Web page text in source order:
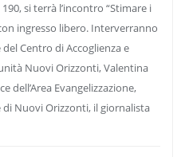
si terrà l’incontro “Stimare i
ingresso libero. Interverranno
Centro di Accoglienza e
Nuovi Orizzonti, Valentina
dell’Area Evangelizzazione,
di Nuovi Orizzonti, il giornalista